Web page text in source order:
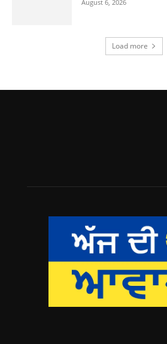
August 6, 2026
Load more